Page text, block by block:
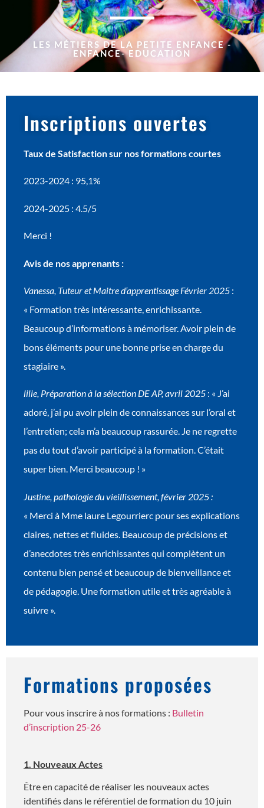
LES MÉTIERS DE LA PETITE ENFANCE -
ENFANCE- EDUCATION
Inscriptions ouvertes
Taux de Satisfaction sur nos formations courtes
2023-2024 : 95,1%
2024-2025 : 4.5/5
Merci !
Avis de nos apprenants :
Vanessa, Tuteur et Maitre d’apprentissage Février 2025 :
« Formation très intéressante, enrichissante.
Beaucoup d’informations à mémoriser. Avoir plein de
bons éléments pour une bonne prise en charge du
stagiaire ».
lilie, Préparation à la sélection DE AP, avril 2025 : « J’ai
adoré, j’ai pu avoir plein de connaissances sur l’oral et
l’entretien; cela m’a beaucoup rassurée. Je ne regrette
pas du tout d’avoir participé à la formation. C’était
super bien. Merci beaucoup ! »
Justine, pathologie du vieillissement, février 2025 :
« Merci à Mme laure Legourrierc pour ses explications
claires, nettes et fluides. Beaucoup de précisions et
d’anecdotes très enrichissantes qui complètent un
contenu bien pensé et beaucoup de bienveillance et
de pédagogie. Une formation utile et très agréable à
suivre ».
Formations proposées
Pour vous inscrire à nos formations : Bulletin
d’inscription 25-26
1. Nouveaux Actes
Être en capacité de réaliser les nouveaux actes
identifiés dans le référentiel de formation du 10 juin